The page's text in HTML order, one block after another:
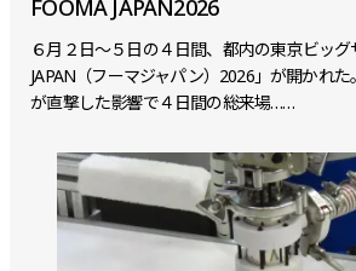
FOOMA JAPAN2026
６月２日～５日の４日間、都内の東京ビッ
JAPAN（フーマジャパン）2026」が開かれ
が直撃した影響で４日間の総来場……